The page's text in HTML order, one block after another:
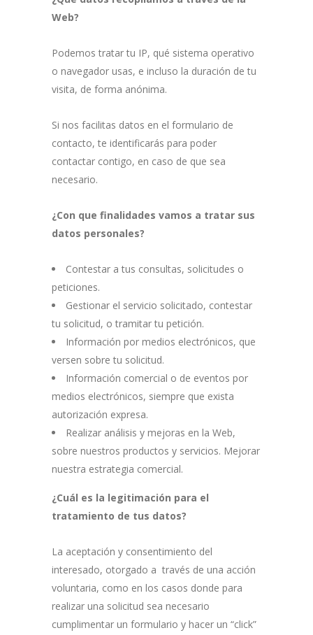
Web?
Podemos tratar tu IP, qué sistema operativo
o navegador usas, e incluso la duración de tu
visita, de forma anónima.
Si nos facilitas datos en el formulario de
contacto, te identificarás para poder
contactar contigo, en caso de que sea
necesario.
¿Con que finalidades vamos a tratar sus
datos personales?
Contestar a tus consultas, solicitudes o
peticiones.
Gestionar el servicio solicitado, contestar
tu solicitud, o tramitar tu petición.
Información por medios electrónicos, que
versen sobre tu solicitud.
Información comercial o de eventos por
medios electrónicos, siempre que exista
autorización expresa.
Realizar análisis y mejoras en la Web,
sobre nuestros productos y servicios. Mejorar
nuestra estrategia comercial.
¿Cuál es la legitimación para el
tratamiento de tus datos?
La aceptación y consentimiento del
interesado, otorgado a través de una acción
voluntaria, como en los casos donde para
realizar una solicitud sea necesario
cumplimentar un formulario y hacer un “click”